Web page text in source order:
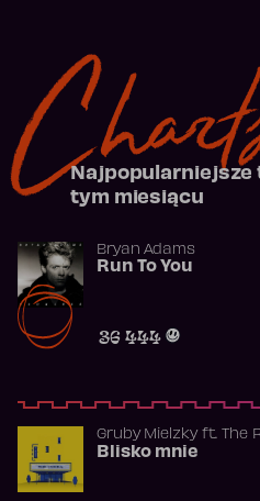
Najpopularniejsze
tym miesiącu
Bryan Adams
Run To You
36 444
Gruby Mielzkyft. The
Blisko mnie